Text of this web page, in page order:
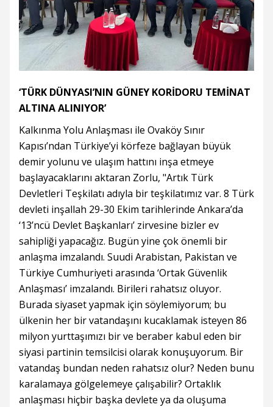
‘TÜRK DÜNYASI’NIN GÜNEY KORİDORU TEMİNAT
ALTINA ALINIYOR’
Kalkınma Yolu Anlaşması ile Ovaköy Sınır
Kapısı’ndan Türkiye’yi körfeze bağlayan büyük
demir yolunu ve ulaşım hattını inşa etmeye
başlayacaklarını aktaran Zorlu, "Artık Türk
Devletleri Teşkilatı adıyla bir teşkilatımız var. 8 Türk
devleti inşallah 29-30 Ekim tarihlerinde Ankara’da
‘13’ncü Devlet Başkanları’ zirvesine bizler ev
sahipliği yapacağız. Bugün yine çok önemli bir
anlaşma imzalandı. Suudi Arabistan, Pakistan ve
Türkiye Cumhuriyeti arasında ‘Ortak Güvenlik
Anlaşması’ imzalandı. Birileri rahatsız oluyor.
Burada siyaset yapmak için söylemiyorum; bu
ülkenin her bir vatandaşını kucaklamak isteyen 86
milyon yurttaşımızı bir ve beraber kabul eden bir
siyasi partinin temsilcisi olarak konuşuyorum. Bir
vatandaş bundan neden rahatsız olur? Neden bunu
karalamaya gölgelemeye çalışabilir? Ortaklık
anlaşması hiçbir başka devlete ya da oluşuma